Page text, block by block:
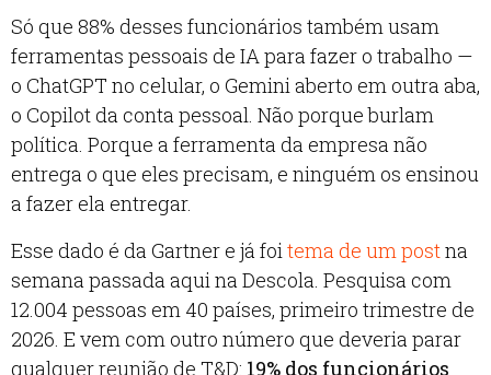
Só que 88% desses funcionários também usam
ferramentas pessoais de IA para fazer o trabalho —
o ChatGPT no celular, o Gemini aberto em outra aba,
o Copilot da conta pessoal. Não porque burlam
política. Porque a ferramenta da empresa não
entrega o que eles precisam, e ninguém os ensinou
a fazer ela entregar.
Esse dado é da Gartner e já foitema de um postna
semana passada aqui na Descola. Pesquisa com
12.004 pessoas em 40 países, primeiro trimestre de
2026. E vem com outro número que deveria parar
qualquer reunião de T&D: 19% dos funcionários